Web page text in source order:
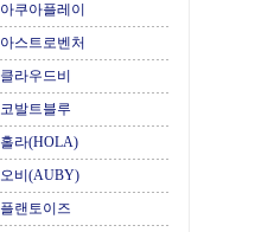
아쿠아플레이
아스트로벤처
클라우드비
코발트블루
홀라(HOLA)
오비(AUBY)
플랜토이즈